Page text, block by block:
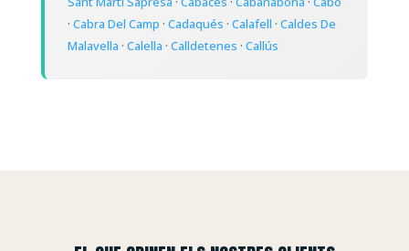
· Cabra Del Camp · Cadaqués · Calafell · Caldes De
Malavella · Calella · Calldetenes · Callús